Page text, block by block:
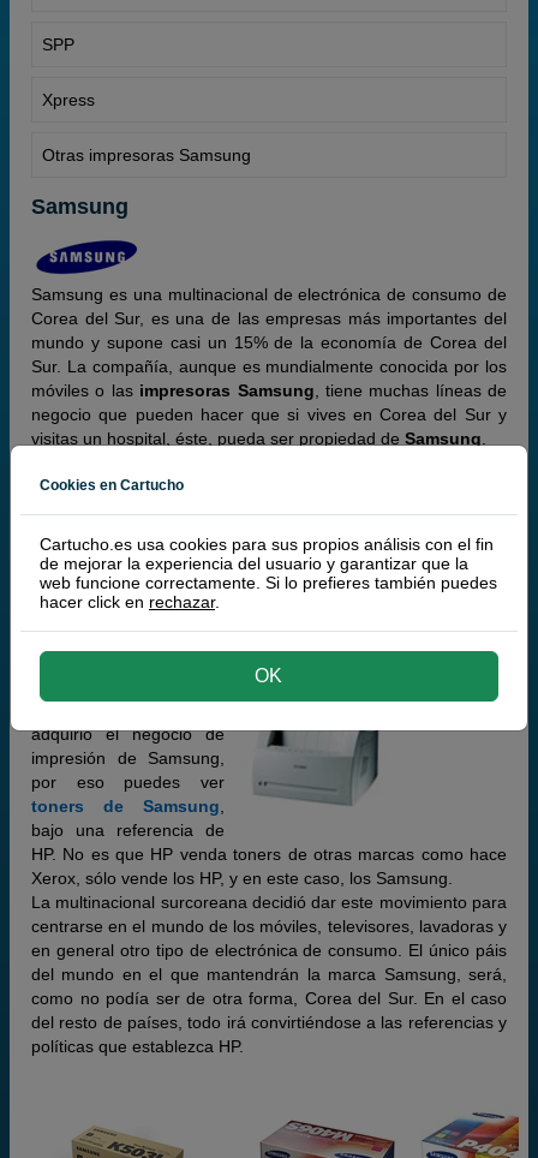
SPP
Xpress
Otras impresoras Samsung
Samsung
Samsung es una multinacional de electrónica de consumo de
Corea del Sur, es una de las empresas más importantes del
mundo y supone casi un 15% de la economía de Corea del
Sur. La compañía, aunque es mundialmente conocida por los
móviles o las impresoras Samsung , tiene muchas líneas de
negocio que pueden hacer que si vives en Corea del Sur y
visitas un hospital, éste, pueda ser propiedad de Samsung
Samsung y HP
negocio de impresoras
de Samsung
adquirió el negocio de
impresión de Samsung,
por eso puedes ver
toners de Samsung
bajo una referencia de
HP. No es que HP venda toners de otras marcas como hace
Xerox, sólo vende los HP, y en este caso, los Samsung.
La multinacional surcoreana decidió dar este movimiento para
centrarse en el mundo de los móviles, televisores, lavadoras y
en general otro tipo de electrónica de consumo. El único páis
del mundo en el que mantendrán la marca Samsung, será,
como no podía ser de otra forma, Corea del Sur. En el caso
del resto de países, todo irá convirtiéndose a las referencias y
políticas que establezca HP.
Cookies en Cartucho
Cartucho.es usa cookies para sus propios análisis con el fin
de mejorar la experiencia del usuario y garantizar que la
web funcione correctamente. Si lo prefieres también puedes
hacer click en rechazar.
OK